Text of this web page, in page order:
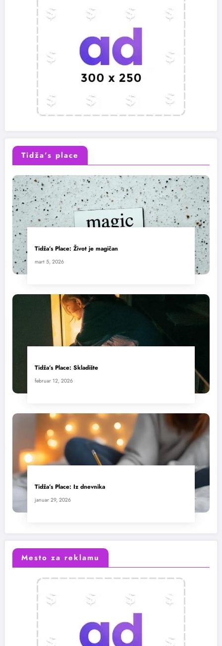
Tidža’s place
Tidža’s Place: Život je magičan
mart 5, 2026
Tidža’s Place: Skladište
februar 12, 2026
Tidža’s Place: Iz dnevnika
januar 29, 2026
Mesto za reklamu